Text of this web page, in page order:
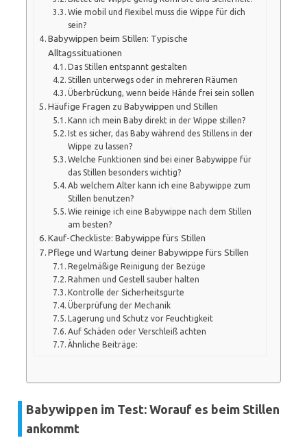
Wie mobil und flexibel muss die Wippe für dich
sein?
Babywippen beim Stillen: Typische
Alltagssituationen
Das Stillen entspannt gestalten
Stillen unterwegs oder in mehreren Räumen
Überbrückung, wenn beide Hände frei sein sollen
Häufige Fragen zu Babywippen und Stillen
Kann ich mein Baby direkt in der Wippe stillen?
Ist es sicher, das Baby während des Stillens in der
Wippe zu lassen?
Welche Funktionen sind bei einer Babywippe für
das Stillen besonders wichtig?
Ab welchem Alter kann ich eine Babywippe zum
Stillen benutzen?
Wie reinige ich eine Babywippe nach dem Stillen
am besten?
Kauf-Checkliste: Babywippe fürs Stillen
Pflege und Wartung deiner Babywippe fürs Stillen
Regelmäßige Reinigung der Bezüge
Rahmen und Gestell sauber halten
Kontrolle der Sicherheitsgurte
Überprüfung der Mechanik
Lagerung und Schutz vor Feuchtigkeit
Auf Schäden oder Verschleiß achten
Ähnliche Beiträge:
Babywippen im Test: Worauf es beim Stillen
ankommt